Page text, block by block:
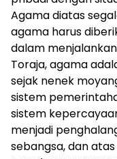
Agama diatas
agama harus
dalam
Toraja, agama
sejak nenek
sistem
sistem
menjadi
sebangsa, dan